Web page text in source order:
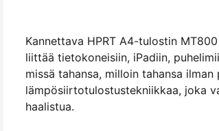
Kannettava HPRT A4-tulostin
liittää tietokoneisiin, iPadiin,
missä tahansa, milloin tahansa
lämpösiirtotulostustekniikkaa, joka
haalistua.